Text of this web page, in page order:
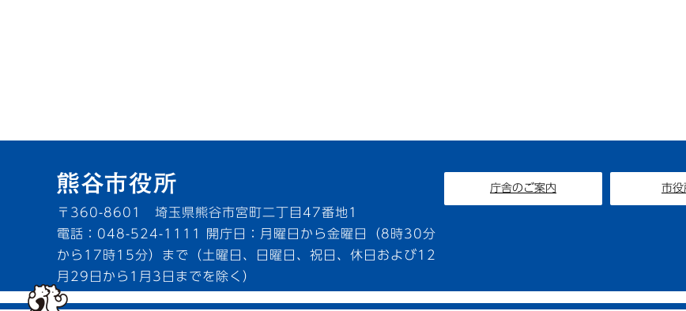
〒360-8601 埼玉県熊谷市宮町二丁目47番地1
電話：048-524-1111
開庁日：月曜日から金曜日（8時30分
から17時15分）まで（土曜日、日曜日、祝日、休日および12
月29日から1月3日までを除く）
庁舎のご案内 市役